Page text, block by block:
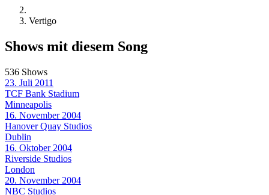
Vertigo
Shows mit diesem Song
536 Shows
23. Juli 2011
TCF Bank Stadium
Minneapolis
16. November 2004
Hanover Quay Studios
Dublin
16. Oktober 2004
Riverside Studios
London
20. November 2004
NBC Studios